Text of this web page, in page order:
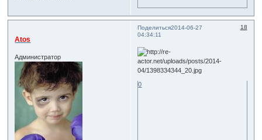
Поделиться 18
2014-06-27
04:34:11
Atos
Администратор
0